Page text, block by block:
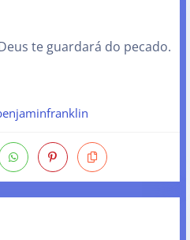
te guardará do pecado.